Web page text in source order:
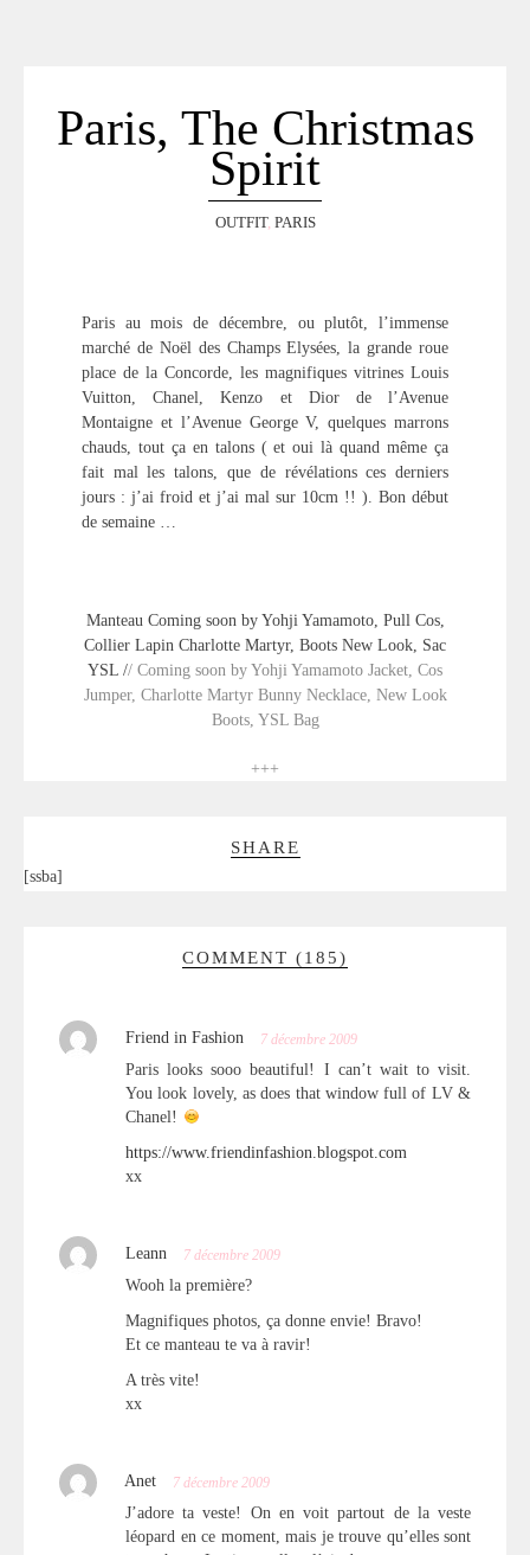
LOOKBOOK
RECHERCHE
ARCHIVES
Paris, The Christmas
Spirit
OUTFIT, PARIS
Paris au mois de décembre, ou plutôt, l’immense
marché de Noël des Champs Elysées, la grande roue
place de la Concorde, les magnifiques vitrines Louis
Vuitton, Chanel, Kenzo et Dior de l’Avenue
Montaigne et l’Avenue George V, quelques marrons
chauds, tout ça en talons ( et oui là quand même ça
fait mal les talons, que de révélations ces derniers
jours : j’ai froid et j’ai mal sur 10cm !! ). Bon début
de semaine …
Manteau Coming soon by Yohji Yamamoto, Pull Cos,
Collier Lapin Charlotte Martyr, Boots New Look, Sac
YSL // Coming soon by Yohji Yamamoto Jacket, Cos
Jumper, Charlotte Martyr Bunny Necklace, New Look
Boots, YSL Bag
+++
SHARE
[ssba]
COMMENT (185)
Friend in Fashion 7 décembre 2009
Paris looks sooo beautiful! I can’t wait to visit.
You look lovely, as does that window full of LV &
Chanel!
https://www.friendinfashion.blogspot.com
xx
Leann 7 décembre 2009
Wooh la première?
Magnifiques photos, ça donne envie! Bravo!
Et ce manteau te va à ravir!
A très vite!
xx
Anet 7 décembre 2009
J’adore ta veste! On en voit partout de la veste
léopard en ce moment, mais je trouve qu’elles sont